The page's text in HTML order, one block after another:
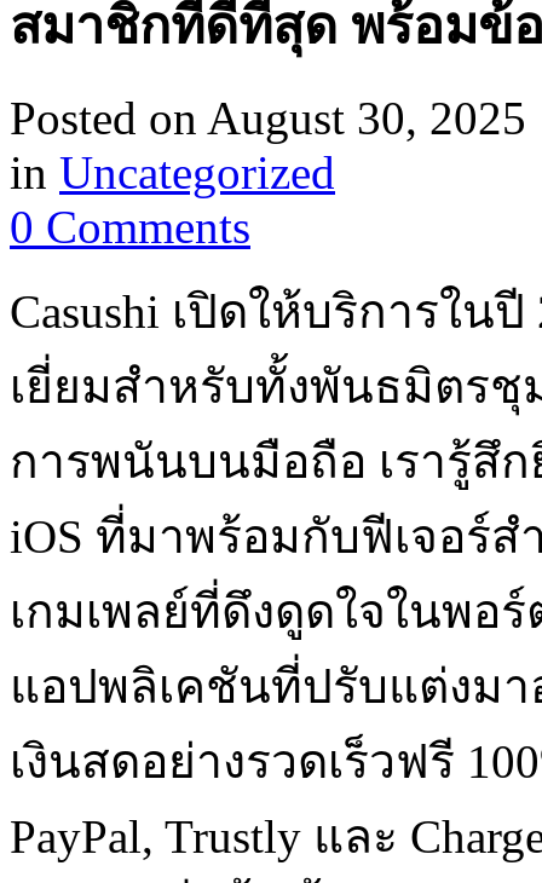
สมาชิกที่ดีที่สุด พร้อมข้
Posted on August 30, 2025
in Uncategorized
0 Comments
Casushi เปิดให้บริการใน
เยี่ยมสำหรับทั้งพันธมิตร
การพนันบนมือถือ เรารู้สึ
iOS ที่มาพร้อมกับฟีเจอร์
เกมเพลย์ที่ดึงดูดใจในพอ
แอปพลิเคชันที่ปรับแต่งมา
เงินสดอย่างรวดเร็วฟรี
PayPal, Trustly และ